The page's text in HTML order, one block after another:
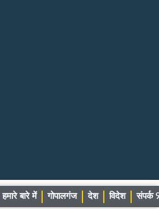
हमारे बारे में गोपालगंज देश विदेश संपर्क